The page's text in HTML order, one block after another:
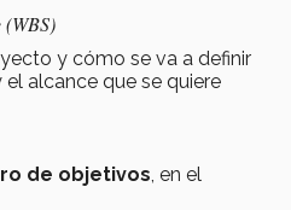
y cómo se va a definir
alcance que se quiere
de objetivos, en el